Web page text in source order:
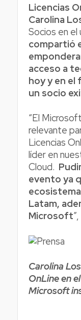
Licencias
Carolina
Socios en
compartió
acceso a
hoy y en el
un socio
“El
relevante
Licencias
líder en
Cloud.
evento ya
Latam,
Microsoft
Carolina
OnLine en
Microsoft